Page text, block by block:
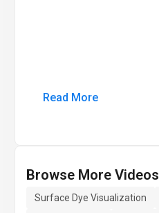
Read More
Browse More Videos
Surface Dye Visualization